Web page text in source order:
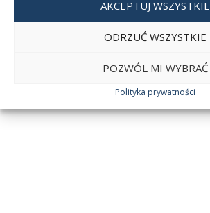
AKCEPTUJ WSZYSTKIE
ODRZUĆ WSZYSTKIE
POZWÓL MI WYBRAĆ
Polityka prywatności